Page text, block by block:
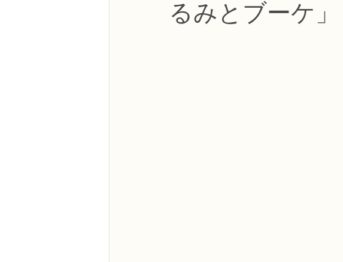
るみとブーケ」